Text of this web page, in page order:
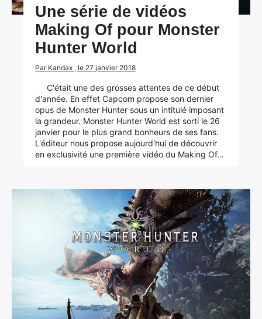
Une série de vidéos
Making Of pour Monster
Hunter World
Par Kandax , le 27 janvier 2018
C'était une des grosses attentes de ce début
d'année. En effet Capcom propose son dernier
opus de Monster Hunter sous un intitulé imposant
la grandeur. Monster Hunter World est sorti le 26
janvier pour le plus grand bonheurs de ses fans.
L'éditeur nous propose aujourd'hui de découvrir
en exclusivité une première vidéo du Making Of…